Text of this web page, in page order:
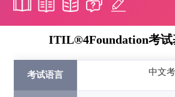
ITIL®4Foundation考试
考试语言 中文